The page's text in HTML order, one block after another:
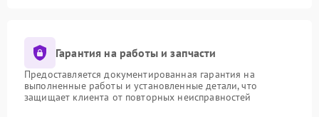
Гарантия на работы и запчасти
Предоставляется документированная гарантия на
выполненные работы и установленные детали, что
защищает клиента от повторных неисправностей